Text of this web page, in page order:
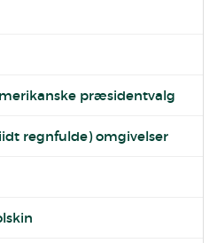
præsidentvalg
regnfulde) omgivelser